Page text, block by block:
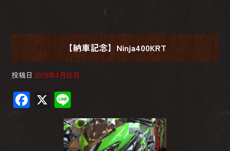
【納車記念】Ninja400KRT
投稿日 2019年4月28日
F
ac
X
ne